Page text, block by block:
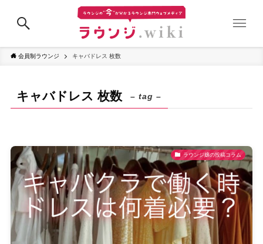
会員制ラウンジ キャバドレス 枚数
キャバドレス 枚数 – tag –
ラウンジ嬢の投稿コラム